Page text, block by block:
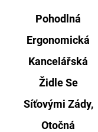
Pohodlná
Ergonomická
Kancelářská
Židle Se
Síťovými Zády,
Otočná